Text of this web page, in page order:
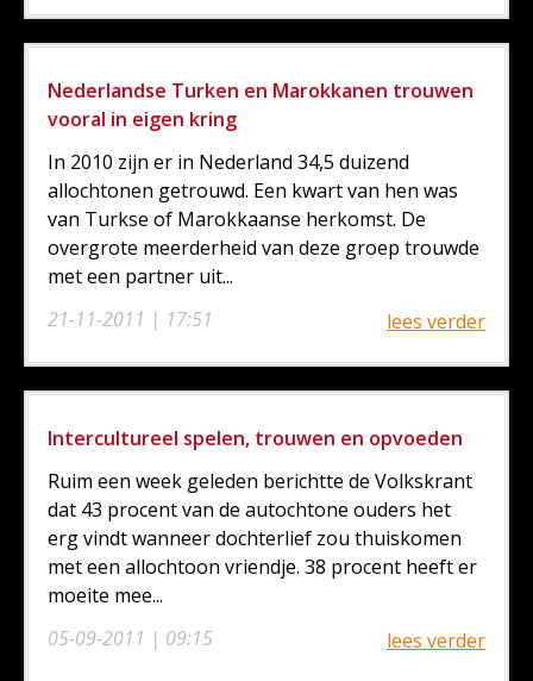
Nederlandse Turken en Marokkanen trouwen
vooral in eigen kring
21-11-2011 | 17:51
In 2010 zijn er in Nederland 34,5 duizend
allochtonen getrouwd. Een kwart van hen was
van Turkse of Marokkaanse herkomst. De
overgrote meerderheid van deze groep trouwde
met een partner uit...
lees verder
Intercultureel spelen, trouwen en opvoeden
05-09-2011 | 09:15
Ruim een week geleden berichtte de Volkskrant
dat 43 procent van de autochtone ouders het
erg vindt wanneer dochterlief zou thuiskomen
met een allochtoon vriendje. 38 procent heeft er
moeite mee...
lees verder